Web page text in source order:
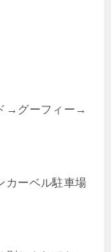
→グーフィー→
カーベル駐車場